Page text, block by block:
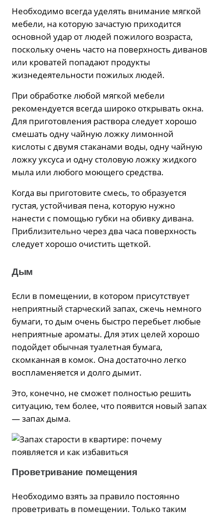
Необходимо всегда уделять внимание мягкой
мебели, на которую зачастую приходится
основной удар от людей пожилого возраста,
поскольку очень часто на поверхность диванов
или кроватей попадают продукты
жизнедеятельности пожилых людей.
При обработке любой мягкой мебели
рекомендуется всегда широко открывать окна.
Для приготовления раствора следует хорошо
смешать одну чайную ложку лимонной
кислоты с двумя стаканами воды, одну чайную
ложку уксуса и одну столовую ложку жидкого
мыла или любого моющего средства.
Когда вы приготовите смесь, то образуется
густая, устойчивая пена, которую нужно
нанести с помощью губки на обивку дивана.
Приблизительно через два часа поверхность
следует хорошо очистить щеткой.
Дым
Если в помещении, в котором присутствует
неприятный старческий запах, сжечь немного
бумаги, то дым очень быстро перебьет любые
неприятные ароматы. Для этих целей хорошо
подойдет обычная туалетная бумага,
скомканная в комок. Она достаточно легко
воспламеняется и долго дымит.
Это, конечно, не сможет полностью решить
ситуацию, тем более, что появится новый запах
— запах дыма.
Проветривание помещения
Необходимо взять за правило постоянно
проветривать в помещении. Только таким